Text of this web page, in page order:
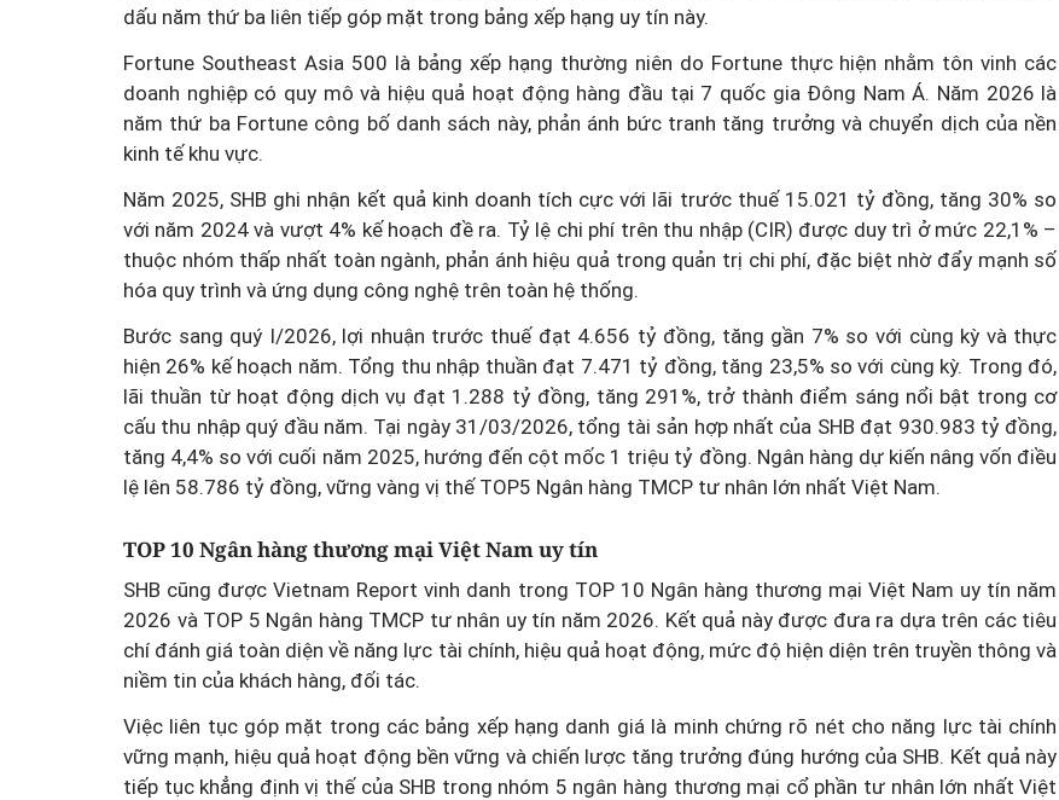
dấu năm thứ ba liên tiếp góp mặt trong bảng xếp hạng uy tín này.
Fortune Southeast Asia 500 là bảng xếp hạng thường niên do Fortune thực hiện nhằm tôn vinh các
doanh nghiệp có quy mô và hiệu quả hoạt động hàng đầu tại 7 quốc gia Đông Nam Á. Năm 2026 là
năm thứ ba Fortune công bố danh sách này, phản ánh bức tranh tăng trưởng và chuyển dịch của nền
kinh tế khu vực.
Năm 2025, SHB ghi nhận kết quả kinh doanh tích cực với lãi trước thuế 15.021 tỷ đồng, tăng 30% so
với năm 2024 và vượt 4% kế hoạch đề ra. Tỷ lệ chi phí trên thu nhập (CIR) được duy trì ở mức 22,1% –
thuộc nhóm thấp nhất toàn ngành, phản ánh hiệu quả trong quản trị chi phí, đặc biệt nhờ đẩy mạnh số
hóa quy trình và ứng dụng công nghệ trên toàn hệ thống.
Bước sang quý I/2026, lợi nhuận trước thuế đạt 4.656 tỷ đồng, tăng gần 7% so với cùng kỳ và thực
hiện 26% kế hoạch năm. Tổng thu nhập thuần đạt 7.471 tỷ đồng, tăng 23,5% so với cùng kỳ. Trong đó,
lãi thuần từ hoạt động dịch vụ đạt 1.288 tỷ đồng, tăng 291%, trở thành điểm sáng nổi bật trong cơ
cấu thu nhập quý đầu năm. Tại ngày 31/03/2026, tổng tài sản hợp nhất của SHB đạt 930.983 tỷ đồng,
tăng 4,4% so với cuối năm 2025, hướng đến cột mốc 1 triệu tỷ đồng. Ngân hàng dự kiến nâng vốn điều
lệ lên 58.786 tỷ đồng, vững vàng vị thế TOP5 Ngân hàng TMCP tư nhân lớn nhất Việt Nam.
TOP 10 Ngân hàng thương mại Việt Nam uy tín
SHB cũng được Vietnam Report vinh danh trong TOP 10 Ngân hàng thương mại Việt Nam uy tín năm
2026 và TOP 5 Ngân hàng TMCP tư nhân uy tín năm 2026. Kết quả này được đưa ra dựa trên các tiêu
chí đánh giá toàn diện về năng lực tài chính, hiệu quả hoạt động, mức độ hiện diện trên truyền thông và
niềm tin của khách hàng, đối tác.
Việc liên tục góp mặt trong các bảng xếp hạng danh giá là minh chứng rõ nét cho năng lực tài chính
vững mạnh, hiệu quả hoạt động bền vững và chiến lược tăng trưởng đúng hướng của SHB. Kết quả này
tiếp tục khẳng định vị thế của SHB trong nhóm 5 ngân hàng thương mại cổ phần tư nhân lớn nhất Việt